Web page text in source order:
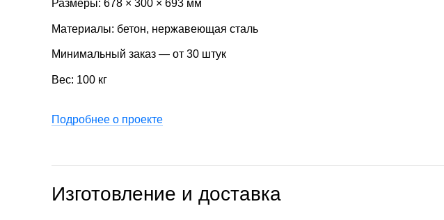
Размеры: 678 × 300 × 693 мм
Материалы: бетон, нержавеющая сталь
Минимальный заказ — от 30 штук
Вес: 100 кг
Подробнее о проекте
Изготовление и доставка